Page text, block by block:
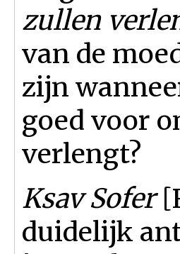
zullen
van de
zijn
goed voor
verlengt?
Ksav Sofer[
duidelijk